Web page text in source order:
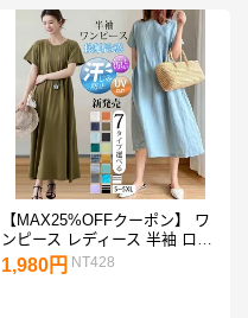
【MAX25%OFFクーポン】 ワ
ンピース レディース 半袖 ロン
グワンピース マキシワンピー
ス 接触冷感 UVカット 汗ジミ
1,980円 NT428